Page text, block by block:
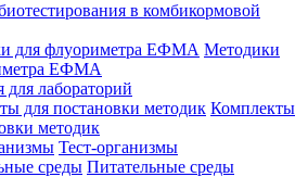
в комбикормовой
Методики
ЕФМА
лабораторий
Комплекты
методик
Тест-организмы
Питательные среды